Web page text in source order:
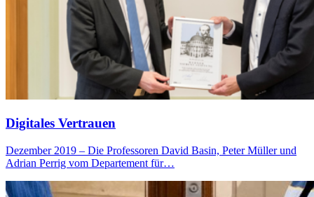
Digitales Vertrauen
Dezember 2019 – Die Professoren David Basin, Peter Müller und
Adrian Perrig vom Departement für…